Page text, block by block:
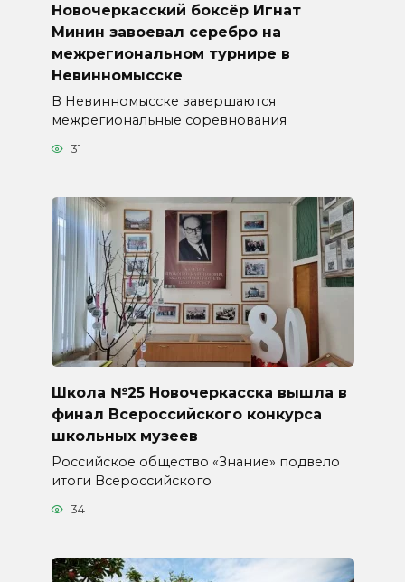
Новочеркасский боксёр Игнат
Минин завоевал серебро на
межрегиональном турнире в
Невинномысске
В Невинномысске завершаются
межрегиональные соревнования
31
Школа №25 Новочеркасска вышла в
финал Всероссийского конкурса
школьных музеев
Российское общество «Знание» подвело
итоги Всероссийского
34